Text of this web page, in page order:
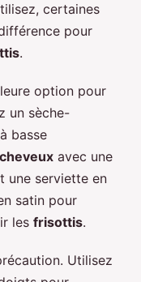
certaines
pour
.
option pour
un sèche-
basse
cheveux avec une
une serviette en
satin pour
les frisottis.
Utilisez